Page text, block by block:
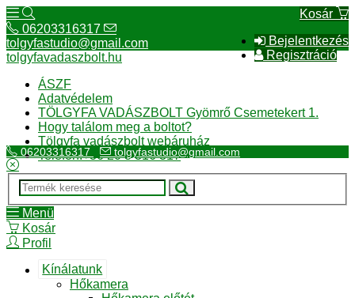
Kosár
Bejelentkezés
Regisztráció
06203316317
tolgyfastudio@gmail.com
tolgyfavadaszbolt.hu
ÁSZF
Adatvédelem
TÖLGYFA VADÁSZBOLT Gyömrő Csemetekert 1.
Hogy találom meg a boltot?
Tölgyfa vadászbolt webáruház
Telefon:+36 20 3 316 317
06203316317 tolgyfastudio@gmail.com
Menü
Kosár
Profil
Kínálatunk
Hőkamera